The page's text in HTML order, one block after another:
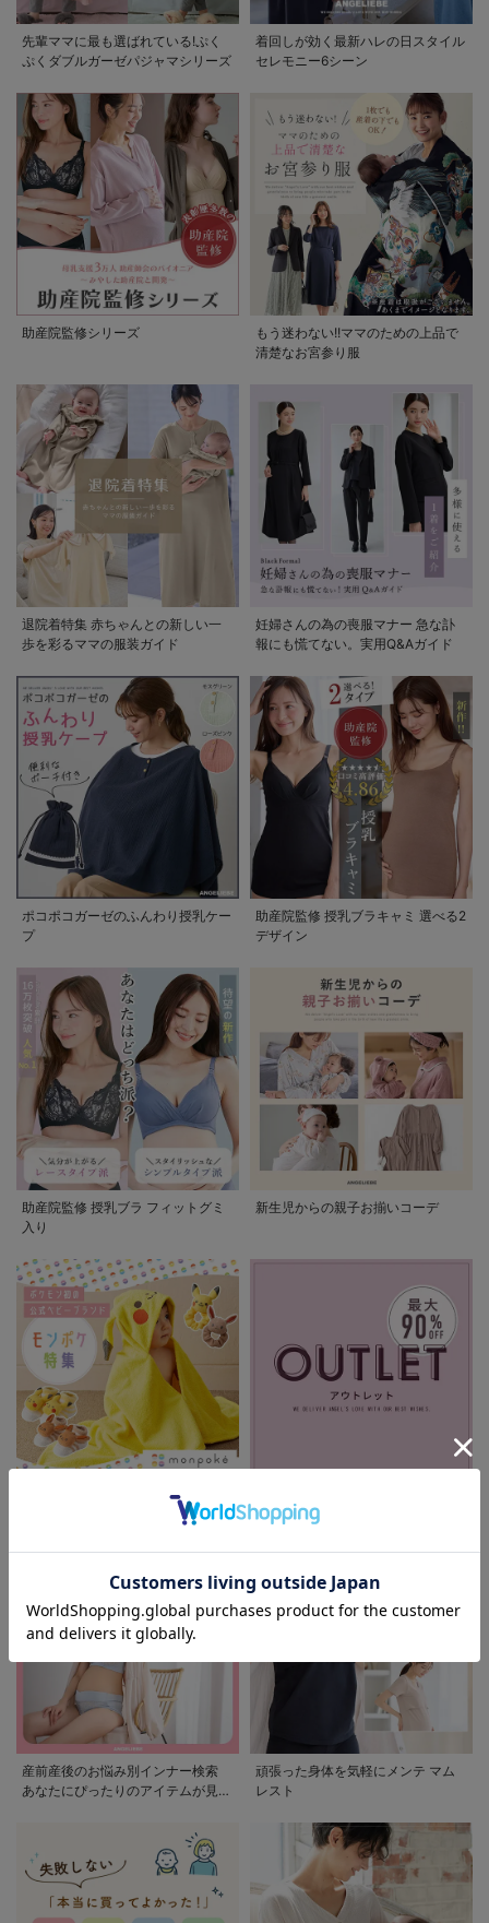
先輩ママに最も選ばれている!ぷく
ぷくダブルガーゼパジャマシリーズ
着回しが効く最新ハレの日スタイル
セレモニー6シーン
助産院監修シリーズ
もう迷わない!!ママのための上品で
清楚なお宮参り服
退院着特集 赤ちゃんとの新しい一
歩を彩るママの服装ガイド
妊婦さんの為の喪服マナー 急な訃
報にも慌てない。実用Q&Aガイド
ポコポコガーゼのふんわり授乳ケー
プ
助産院監修 授乳ブラキャミ 選べる2
デザイン
助産院監修 授乳ブラ フィットグミ
入り
新生児からの親子お揃いコーデ
産前産後のお悩み別インナー検索
あなたにぴったりのアイテムが見つ
頑張った身体を気軽にメンテ マム
レスト